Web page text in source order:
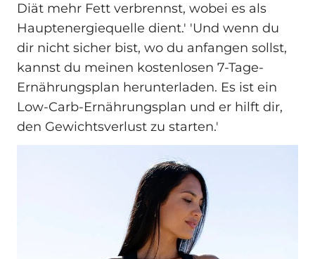
Diät mehr Fett verbrennst, wobei es als
Hauptenergiequelle dient.' 'Und wenn du
dir nicht sicher bist, wo du anfangen sollst,
kannst du meinen kostenlosen 7-Tage-
Ernährungsplan herunterladen. Es ist ein
Low-Carb-Ernährungsplan und er hilft dir,
den Gewichtsverlust zu starten.'